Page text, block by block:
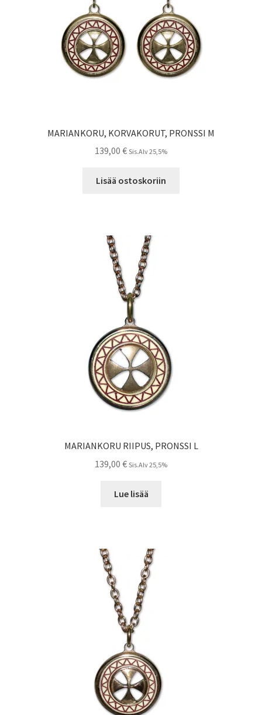
MARIANKORU, KORVAKORUT, PRONSSI M
139,00 € Sis.Alv 25,5%
Lisää ostoskoriin
MARIANKORU RIIPUS, PRONSSI L
139,00 € Sis.Alv 25,5%
Lue lisää